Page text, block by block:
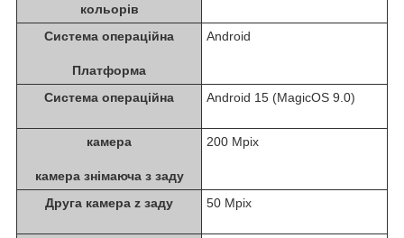
кольорів
Система операційна
Платформа
Android
Система операційна Android 15 (MagicOS 9.0)
камера
камера знімаюча з заду
200 Mpix
Друга камера z заду 50 Mpix